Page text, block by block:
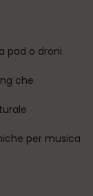
pad o droni
che
per musica